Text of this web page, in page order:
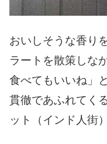
おいしそうな香り
ラートを散策しな
食べてもいいね」
貫徹であふれてく
ット（インド人街